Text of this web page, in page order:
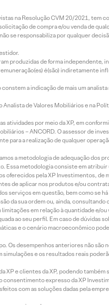
na Resolução CVM 20/2021, tem
de compra e/ou venda de
se responsabiliza por qualquer
produzidas de forma independente,
é(são) indiretamente
a indicação de mais um
de Valores Mobiliários e na
atividades por meio da XP, em
– ANCORD. O assessor de
para a realização de qualquer
a metodologia de adequação dos
Essa metodologia consiste em
oferecidos pela XP Investimentos, de
de aplicar nos produtos e/ou
serviços em questão, bem como se
da sua ordem ou, ainda, consultando
em relação à quantidade e/
ao seu perfil. Em caso de dúvidas
e o cenário macroeconômico
Os desempenhos anteriores não são
e os resultados reais
e clientes da XP, podendo também
consentimento expresso da XP
com as soluções dadas pela